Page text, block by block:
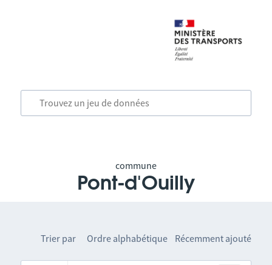
commune
Pont-d'Ouilly
Trier par Ordre alphabétique Récemment ajouté